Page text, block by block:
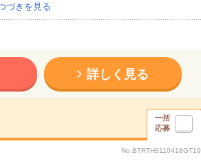
づきを見る
詳しく見る
一括
応募
No.BTRTH8110418GT19